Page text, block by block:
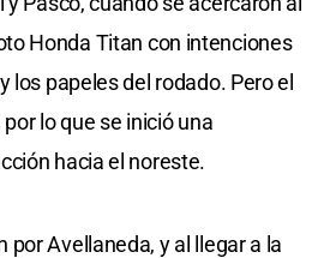
Honda Titan con intenciones
los papeles del rodado. Pero el
lo que se inició una
hacia el noreste.
por Avellaneda, y al llegar a la